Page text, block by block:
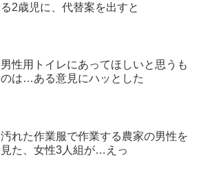
る2歳児に、代替案を出すと
男性用トイレにあってほしいと思うも
のは…ある意見にハッとした
汚れた作業服で作業する農家の男性を
見た、女性3人組が…えっ